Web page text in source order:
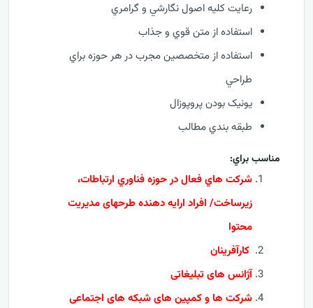
رعايت کليه اصول نگارشي و گرامري
استفاده از متن قوي و جذاب
استفاده از متخصصين مجرب در هر حوزه براي
طراحي
يونيک بودن پروپوزال
طبقه بندي مطالب
مناسب براي:
شرکت هاي فعال در حوزه فناوري ارتباطات،
زيرساخت/ افراد ارايه دهنده طرحهای مدیریت
محتوا
کارآفرينان
آژانس های تبلیغاتی
شرکت ها و کمپین های شبکه های اجتماعی